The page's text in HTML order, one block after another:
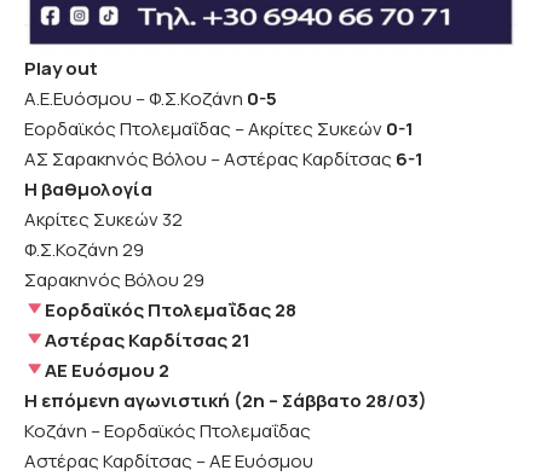
Play out
Α.Ε.Ευόσμου – Φ.Σ.Κοζάνη 0-5
Εορδαϊκός Πτολεμαΐδας – Ακρίτες Συκεών0-1
ΑΣ Σαρακηνός Βόλου – Αστέρας Καρδίτσας 6-1
Η βαθμολογία
Ακρίτες Συκεών 32
Φ.Σ.Κοζάνη 29
Σαρακηνός Βόλου 29
Εορδαϊκός Πτολεμαΐδας 28
Αστέρας Καρδίτσας 21
ΑΕ Ευόσμου 2
Η επόμενη αγωνιστική (2η – Σάββατο 28/03)
Κοζάνη – Εορδαϊκός Πτολεμαΐδας
Αστέρας Καρδίτσας – ΑΕ Ευόσμου